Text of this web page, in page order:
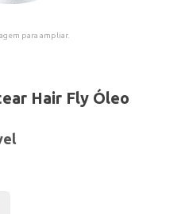
para ampliar.
Hair Fly Óleo